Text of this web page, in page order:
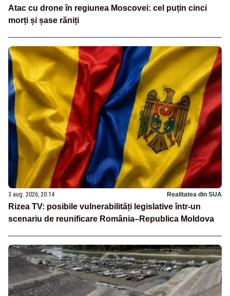
Atac cu drone în regiunea Moscovei: cel puțin cinci
morți și șase răniți
3 aug. 2026, 20:14 Realitatea din SUA
Rizea TV: posibile vulnerabilități legislative într-un
scenariu de reunificare România–Republica Moldova